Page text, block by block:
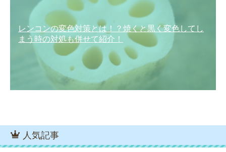
レンコンの変色対策とは！？焼くと黒く変色してし
まう時の対処も併せて紹介！
人気記事